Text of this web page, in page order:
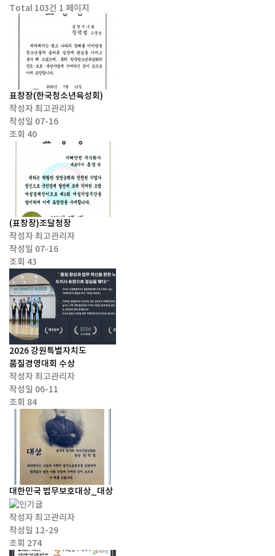
Total 103건 1 페이지
표창장(한국청소년육성회)
작성자최고관리자
작성일 07-16
조회 40
(표창장)조달청장
작성자최고관리자
작성일 07-16
조회 43
2026 강원특별자치도
품질경영대회 수상
작성자최고관리자
작성일 06-11
조회 84
대한민국 법무보호대상_대상
작성자최고관리자
작성일 12-29
조회 274